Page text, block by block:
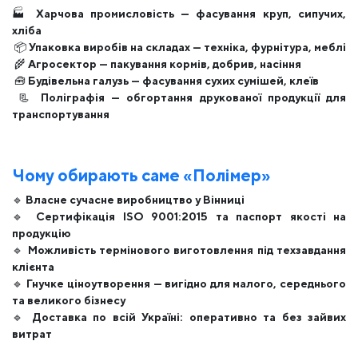
🏭 Харчова промисловість — фасування круп, сипучих,
хліба
📦Упаковка виробів на складах — техніка, фурнітура, меблі
🌾 Агросектор — пакування кормів, добрив, насіння
🧰 Будівельна галузь — фасування сухих сумішей, клеїв
📃 Поліграфія — обгортання друкованої продукції для
транспортування
Чому обирають саме «Полімер»
🔹 Власне сучасне виробництво у Вінниці
🔹 Сертифікація ISO 9001:2015 та паспорт якості на
продукцію
🔹 Можливість термінового виготовлення під техзавдання
клієнта
🔹 Гнучке ціноутворення — вигідно для малого, середнього
та великого бізнесу
🔹 Доставка по всій Україні: оперативно та без зайвих
витрат